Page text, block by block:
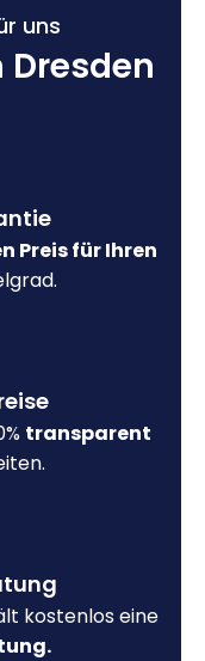
uns
Preis für Ihren
transparent
kostenlos eine